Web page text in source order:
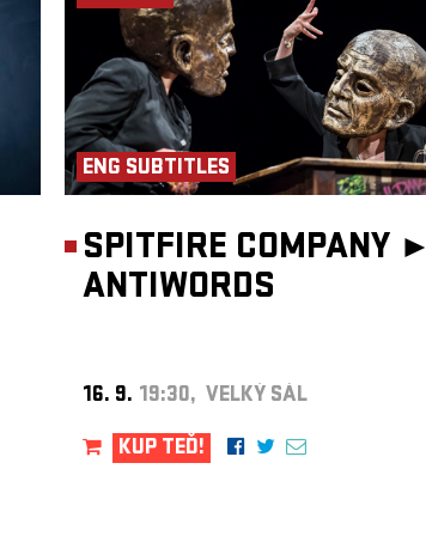
trên
ENG SUBTITLES
SPITFIRE COMPANY ►
ANTIWORDS
16. 9. 19:30, VELKÝ SÁL
KUP TEĎ!